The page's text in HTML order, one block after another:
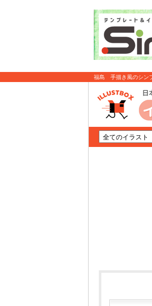
福島 手描き風のシン